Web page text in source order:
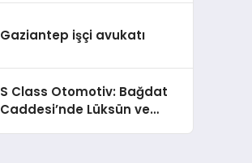
Gaziantep işçi avukatı
S Class Otomotiv: Bağdat
Caddesi’nde Lüksün ve